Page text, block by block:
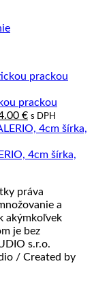
Žiadne
prírodná
a
jej
spracovanie
prackou
€.
€Aktuálna
cena
44.00 €.
s DPH
4cm šírka,
práva
a
akýmkoľvek
je bez
s.r.o.
/ Created by